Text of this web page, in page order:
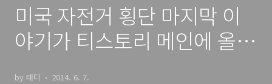
미국 자전거 횡단 마지막 이
야기가 티스토리 메인에 올랐
by 태디 2014. 6. 7.